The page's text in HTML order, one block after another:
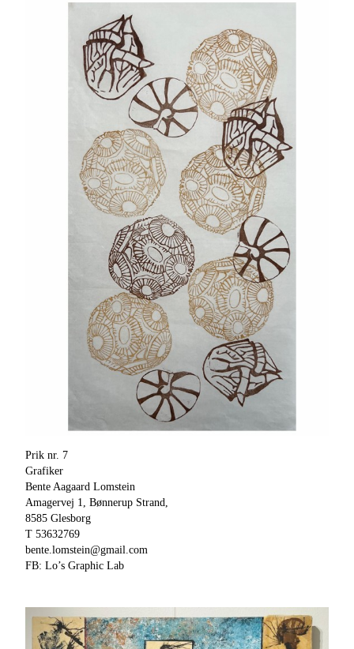
Prik nr. 7
Grafiker
Bente Aagaard Lomstein
Amagervej 1, Bønnerup Strand,
8585 Glesborg
T 53632769
bente.lomstein@gmail.com
FB: Lo’s Graphic Lab